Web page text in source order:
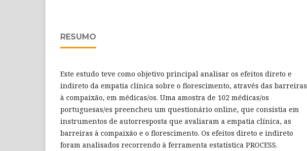
RESUMO
Este estudo teve como objetivo principal analisar os efeitos direto e
indireto da empatia clínica sobre o florescimento, através das barreiras
à compaixão, em médicas/os. Uma amostra de 102 médicas/os
portuguesas/es preencheu um questionário online, que consistia em
instrumentos de autorresposta que avaliaram a empatia clínica, as
barreiras à compaixão e o florescimento. Os efeitos direto e indireto
foram analisados recorrendo à ferramenta estatística PROCESS.